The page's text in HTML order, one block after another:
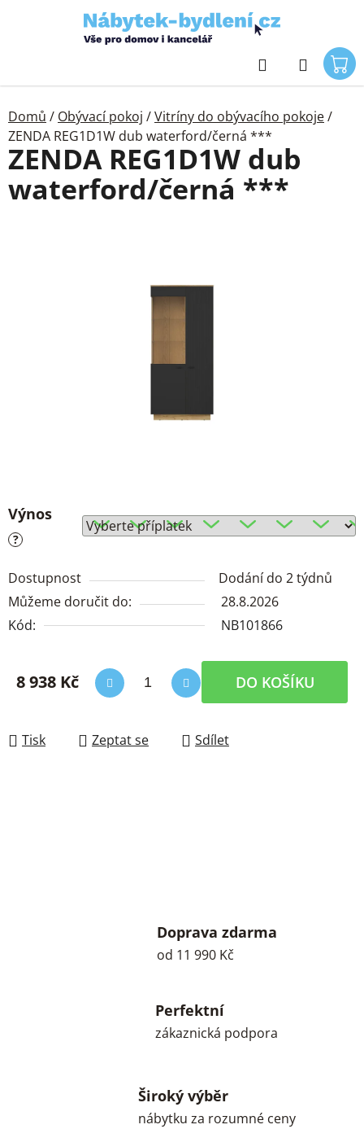
Hledat
Domů / Obývací pokoj /Vitríny do obývacího pokoje/
ZENDA REG1D1W dub waterford/černá ***
Výnos
?
Dostupnost
Dodání do 2 týdnů
Můžeme doručit do:
28.8.2026
Kód:
NB101866
8 938 Kč DO KOŠÍKU
Tisk Zeptat se Sdílet
ZENDA REG1D1W dub
waterford/černá ***
Doprava zdarma
od 11 990 Kč
Perfektní
zákaznická podpora
Široký výběr
nábytku za rozumné ceny